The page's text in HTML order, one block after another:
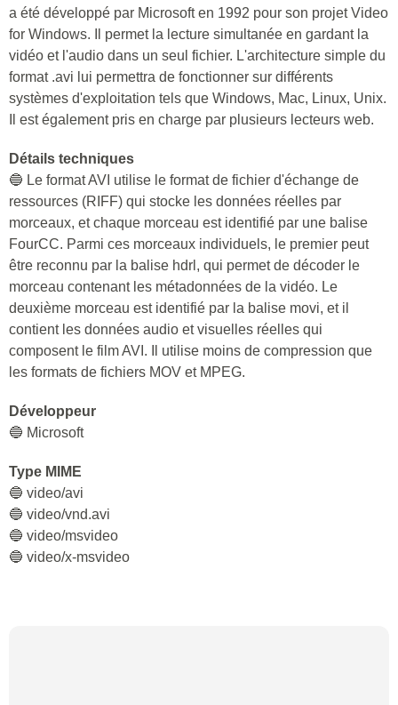
a été développé par Microsoft en 1992 pour son projet Video
for Windows. Il permet la lecture simultanée en gardant la
vidéo et l'audio dans un seul fichier. L'architecture simple du
format .avi lui permettra de fonctionner sur différents
systèmes d'exploitation tels que Windows, Mac, Linux, Unix.
Il est également pris en charge par plusieurs lecteurs web.
Détails techniques
🔵 Le format AVI utilise le format de fichier d'échange de
ressources (RIFF) qui stocke les données réelles par
morceaux, et chaque morceau est identifié par une balise
FourCC. Parmi ces morceaux individuels, le premier peut
être reconnu par la balise hdrl, qui permet de décoder le
morceau contenant les métadonnées de la vidéo. Le
deuxième morceau est identifié par la balise movi, et il
contient les données audio et visuelles réelles qui
composent le film AVI. Il utilise moins de compression que
les formats de fichiers MOV et MPEG.
Développeur
🔵 Microsoft
Type MIME
🔵 video/avi
🔵 video/vnd.avi
🔵 video/msvideo
🔵 video/x-msvideo